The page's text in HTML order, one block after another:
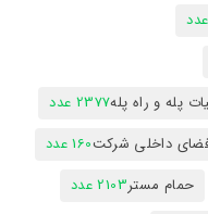
پله و راه پله2377 عدد
داخلی شرکت160 عدد
حمام مستر2103 عدد